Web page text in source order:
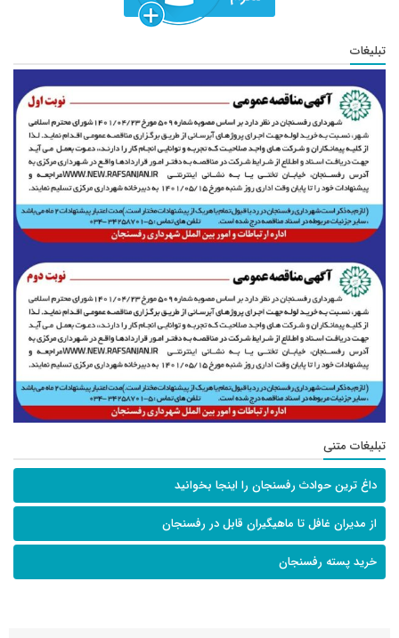
تبلیغات
تبلیغات متنی
داغ ترین حوادث رفسنجان را اینجا بخوانید
از مدیران غافل تا ماهیگیران قابل در رفسنجان
خرید پسته رفسنجان